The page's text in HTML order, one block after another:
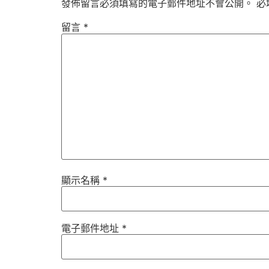
發佈留言必須填寫的電子郵件地址不會公開。 必
留言 *
顯示名稱 *
電子郵件地址 *